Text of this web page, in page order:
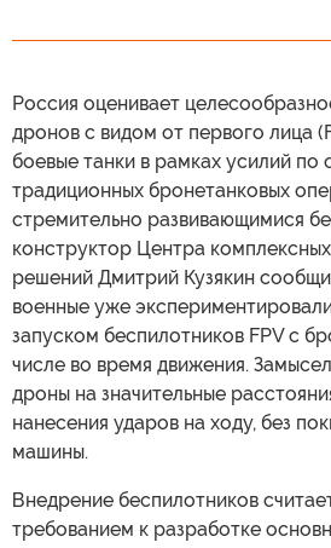
Россия оценивает
дронов с видом от первого лица
боевые танки в рамках усилий по
традиционных бронетанковых
стремительно развивающимися
конструктор Центра
решений Дмитрий Кузякин
военные уже
запуском беспилотников FPV с
числе во время движения.
дроны на значительные
нанесения ударов на ходу, без
машины.
Внедрение беспилотников
требованием к разработке